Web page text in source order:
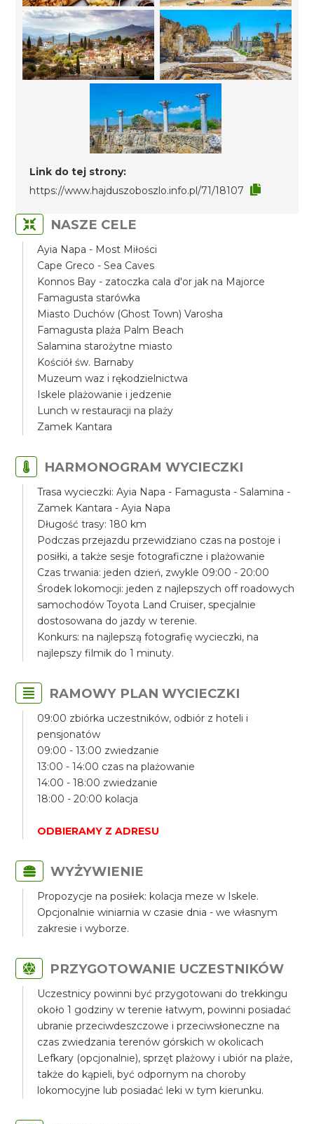
Link do tej strony:
https://www.hajduszoboszlo.info.pl/71/18107
NASZE CELE
Ayia Napa - Most Miłości
Cape Greco - Sea Caves
Konnos Bay - zatoczka cala d'or jak na Majorce
Famagusta starówka
Miasto Duchów (Ghost Town) Varosha
Famagusta plaża Palm Beach
Salamina starożytne miasto
Kościół św. Barnaby
Muzeum waz i rękodzielnictwa
Iskele plażowanie i jedzenie
Lunch w restauracji na plaży
Zamek Kantara
HARMONOGRAM WYCIECZKI
Trasa wycieczki: Ayia Napa - Famagusta - Salamina -
Zamek Kantara - Ayia Napa
Długość trasy: 180 km
Podczas przejazdu przewidziano czas na postoje i
posiłki, a także sesje fotograficzne i plażowanie
Czas trwania: jeden dzień, zwykle 09:00 - 20:00
Środek lokomocji: jeden z najlepszych off roadowych
samochodów Toyota Land Cruiser, specjalnie
dostosowana do jazdy w terenie.
Konkurs: na najlepszą fotografię wycieczki, na
najlepszy filmik do 1 minuty.
RAMOWY PLAN WYCIECZKI
09:00 zbiórka uczestników, odbiór z hoteli i
pensjonatów
09:00 - 13:00 zwiedzanie
13:00 - 14:00 czas na plażowanie
14:00 - 18:00 zwiedzanie
18:00 - 20:00 kolacja
ODBIERAMY Z ADRESU
WYŻYWIENIE
Propozycje na posiłek: kolacja meze w Iskele.
Opcjonalnie winiarnia w czasie dnia - we własnym
zakresie i wyborze.
PRZYGOTOWANIE UCZESTNIKÓW
Uczestnicy powinni być przygotowani do trekkingu
około 1 godziny w terenie łatwym, powinni posiadać
ubranie przeciwdeszczowe i przeciwsłoneczne na
czas zwiedzania terenów górskich w okolicach
Lefkary (opcjonalnie), sprzęt plażowy i ubiór na plaże,
także do kąpieli, być odpornym na choroby
lokomocyjne lub posiadać leki w tym kierunku.